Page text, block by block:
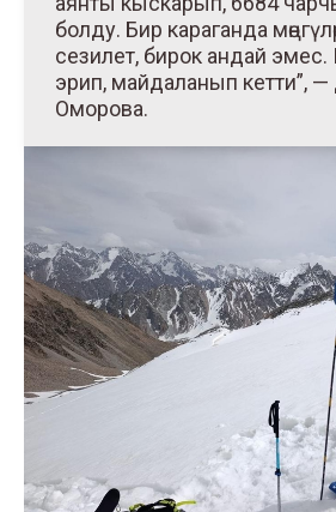
болду. Бир караганда мөңгүлөр
сезилет, бирок андай эмес.
эрип, майдаланып кетти”, —
Оморова.